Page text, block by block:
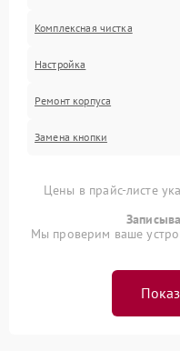
Комплексная чистка
Настройка
Ремонт корпуса
Замена кнопки
Цены в прайс-листе
Мы проверим ваше